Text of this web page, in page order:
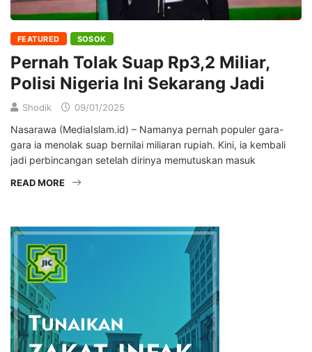
FEATURED SOSOK
Pernah Tolak Suap Rp3,2 Miliar,
Polisi Nigeria Ini Sekarang Jadi
Shodik 09/01/2025
Nasarawa (MediaIslam.id) – Namanya pernah populer gara-
gara ia menolak suap bernilai miliaran rupiah. Kini, ia kembali
jadi perbincangan setelah dirinya memutuskan masuk
READ MORE